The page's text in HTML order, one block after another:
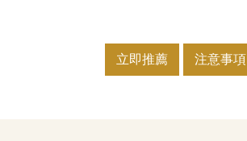
立即推薦 注意事項